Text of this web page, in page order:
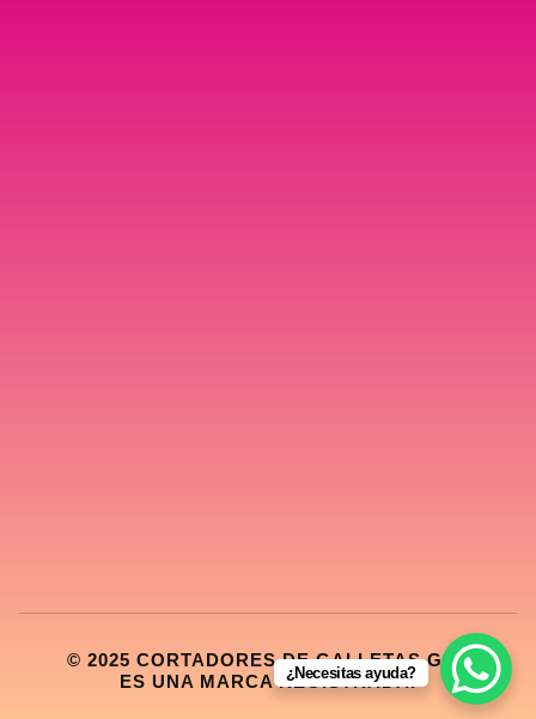
© 2025 CORTADORES DE GALLETAS GDL
ES UNA MARCA REGISTRADA.
¿Necesitas ayuda?